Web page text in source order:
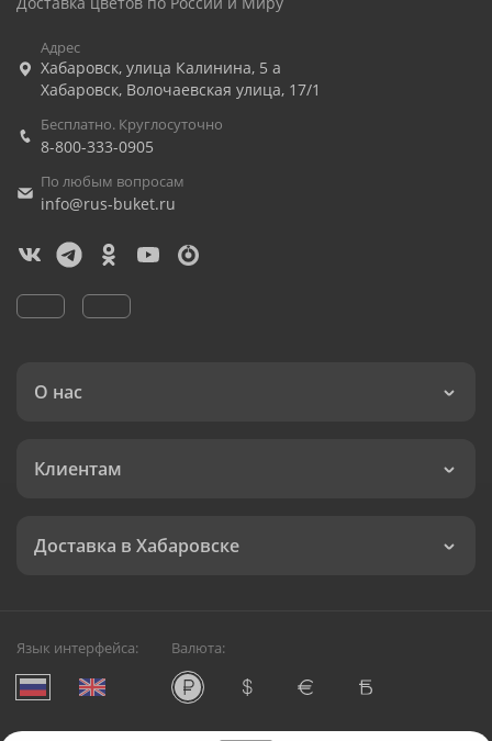
Адрес
Хабаровск, улица Калинина, 5 а
Хабаровск, Волочаевская улица, 17/1
Бесплатно. Круглосуточно
8-800-333-0905
По любым вопросам
info@rus-buket.ru
О нас
Клиентам
Доставка в Хабаровске
Язык интерфейса: Валюта: